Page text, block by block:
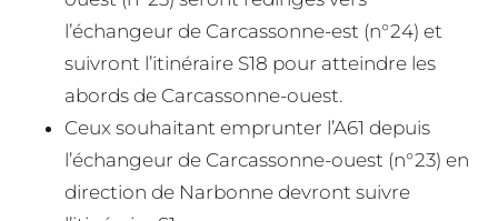
l’échangeur de Carcassonne-est (n°24) et
suivront l’itinéraire S18 pour atteindre les
abords de Carcassonne-ouest.
Ceux souhaitant emprunter l’A61 depuis
l’échangeur de Carcassonne-ouest (n°23) en
direction de Narbonne devront suivre